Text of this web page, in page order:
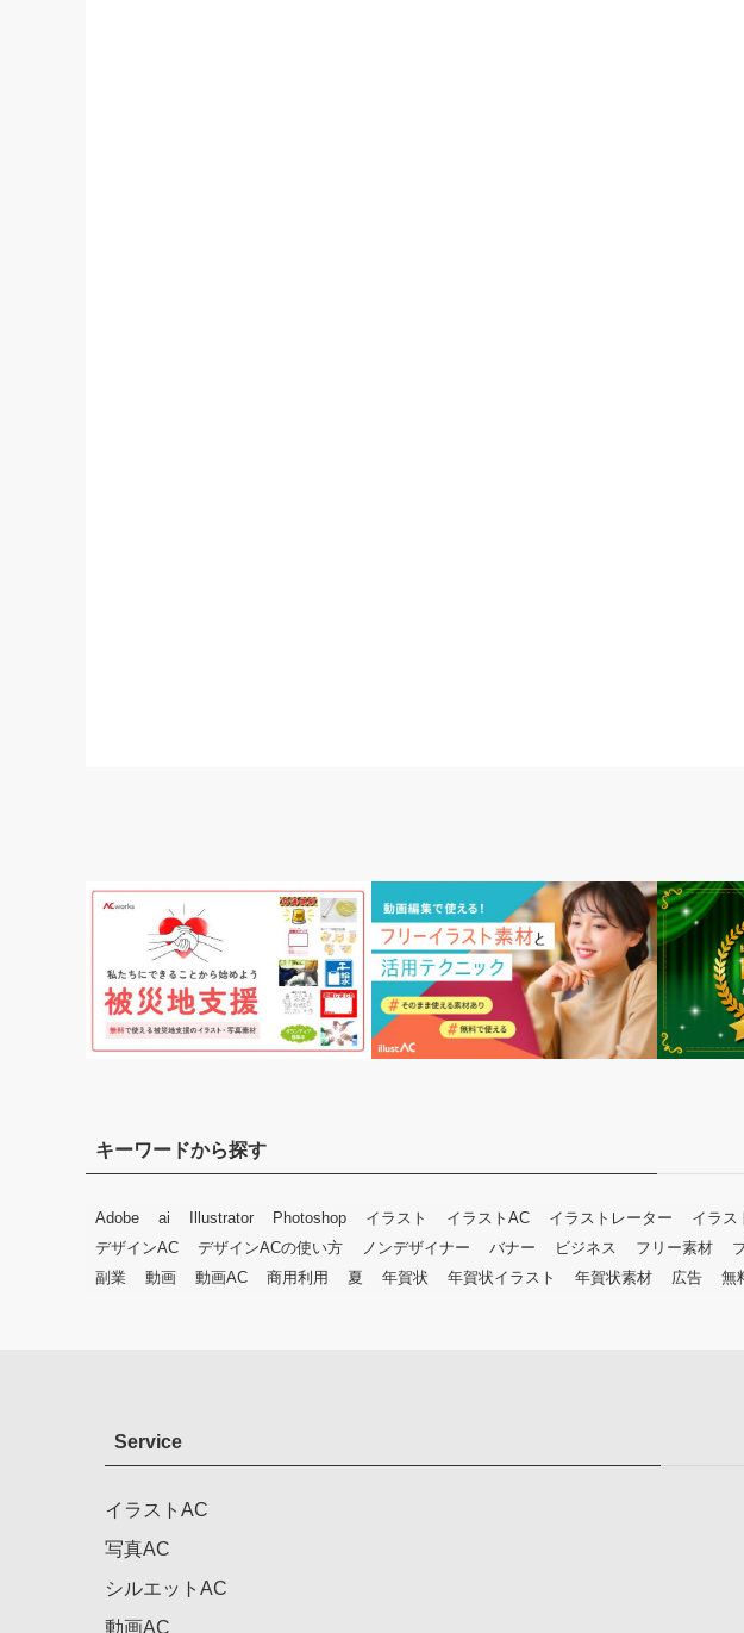
キーワードから探す
Adobe ai Illustrator Photoshop イラスト イラストAC イラストレーター イラス
デザインAC
デザインACの使い方 ノンデザイナー バナー ビジネス フリー素材
副業
動画 動画AC 商用利用 夏 年賀状 年賀状イラスト 年賀状素材 広告 無
Service
イラストAC
写真AC
シルエットAC
動画AC